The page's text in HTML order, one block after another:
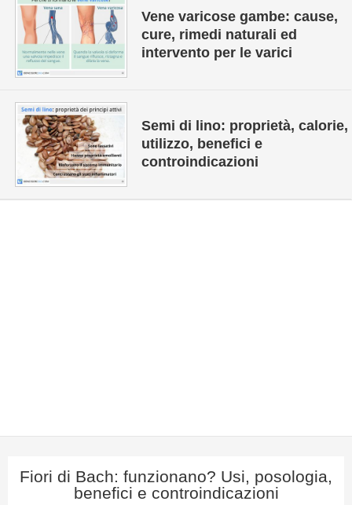
Vene varicose gambe: cause,
cure, rimedi naturali ed
intervento per le varici
Semi di lino: proprietà, calorie,
utilizzo, benefici e
controindicazioni
Fiori di Bach: funzionano? Usi, posologia,
benefici e controindicazioni